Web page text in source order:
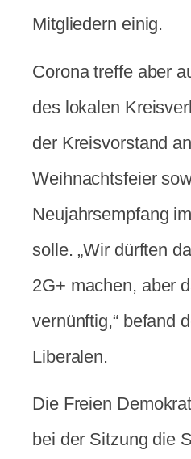
Mitgliedern einig.
Corona treffe aber
des lokalen
der Kreisvorstand
Weihnachtsfeier
Neujahrsempfang
solle. „Wir dürften
2G+ machen, aber
vernünftig,“ befand
Liberalen.
Die Freien
bei der Sitzung die